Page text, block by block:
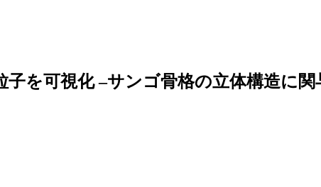
を可視化 –サンゴ骨格の立体構造に